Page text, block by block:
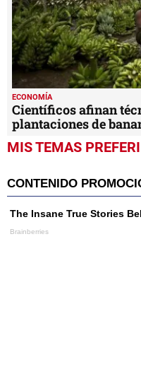
ECONOMÍA
Científicos afinan
plantaciones de
MIS TEMAS